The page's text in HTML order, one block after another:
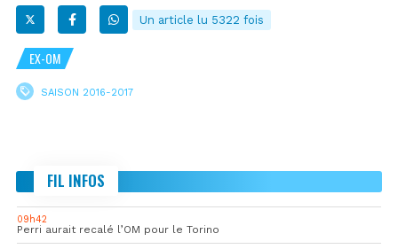
Un article lu 5322 fois
EX-OM
SAISON 2016-2017
FIL INFOS
09h42
Perri aurait recalé l’OM pour le Torino